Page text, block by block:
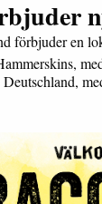
förbjuder en
Deutschland,